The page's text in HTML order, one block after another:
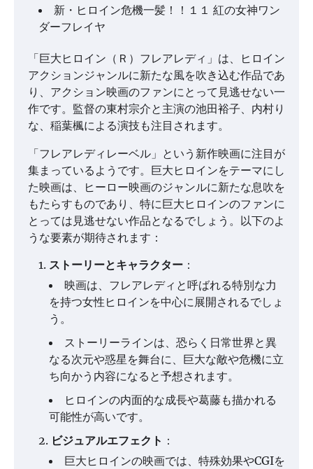
新・ヒロイン危機一髪！！１１ 紅の女神ワン
ダーフレイヤ
「巨大ヒロイン（Ｒ）フレアレディ」は、ヒロイン
アクションジャンルに新たな風を吹き込む作品であ
り、アクション映画のファンにとって見逃せない一
作です。監督の東村宗介と主演の池田裕子、内村り
な、稲葉楓による演技も注目されます。
「フレアレディレーベル」という新作映画に注目が
集まっているようです。巨大ヒロインをテーマにし
た映画は、ヒーロー映画のジャンルに新たな息吹を
もたらすものであり、特に巨大ヒロインのファンに
とっては見逃せない作品となるでしょう。以下のよ
うな要素が期待されます：
ストーリーとキャラクター ：
映画は、フレアレディと呼ばれる特別な力
を持つ女性ヒロインを中心に展開されるでしょ
う。
ストーリーラインは、恐らく日常世界と異
なる次元や惑星を舞台に、巨大な敵や危機に立
ち向かう内容になると予想されます。
ヒロインの内面的な成長や葛藤も描かれる
可能性が高いです。
ビジュアルエフェクト ：
巨大ヒロインの映画では、特殊効果やCGIを